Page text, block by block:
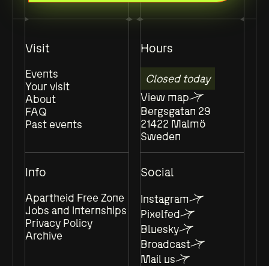
Visit
Events
Your visit
About
FAQ
Past events
Hours
Closed today
View map
Bergsgatan 29
21422 Malmö
Sweden
Info
Apartheid Free Zone
Jobs and Internships
Privacy Policy
Archive
Social
Instagram
Pixelfed
Bluesky
Broadcast
Mail us